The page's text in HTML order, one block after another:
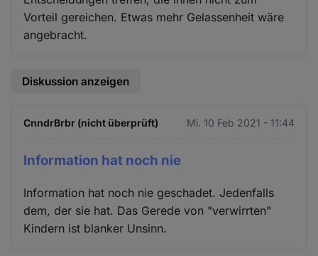
Vorteil gereichen. Etwas mehr Gelassenheit wäre
angebracht.
Diskussion anzeigen
CnndrBrbr (nicht überprüft) Mi. 10 Feb 2021 - 11:44
Information hat noch nie
Information hat noch nie geschadet. Jedenfalls
dem, der sie hat. Das Gerede von "verwirrten"
Kindern ist blanker Unsinn.